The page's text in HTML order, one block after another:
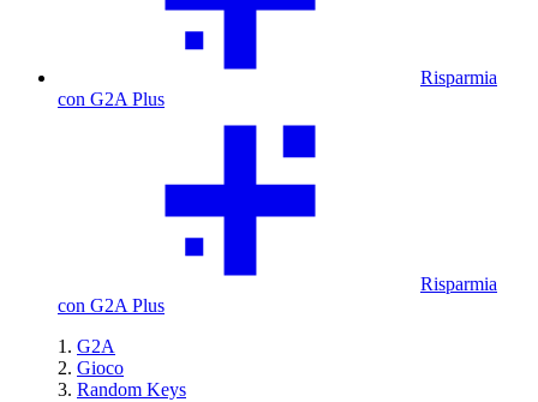
Risparmia
con G2A Plus
Risparmia
con G2A Plus
G2A
Gioco
Random Keys